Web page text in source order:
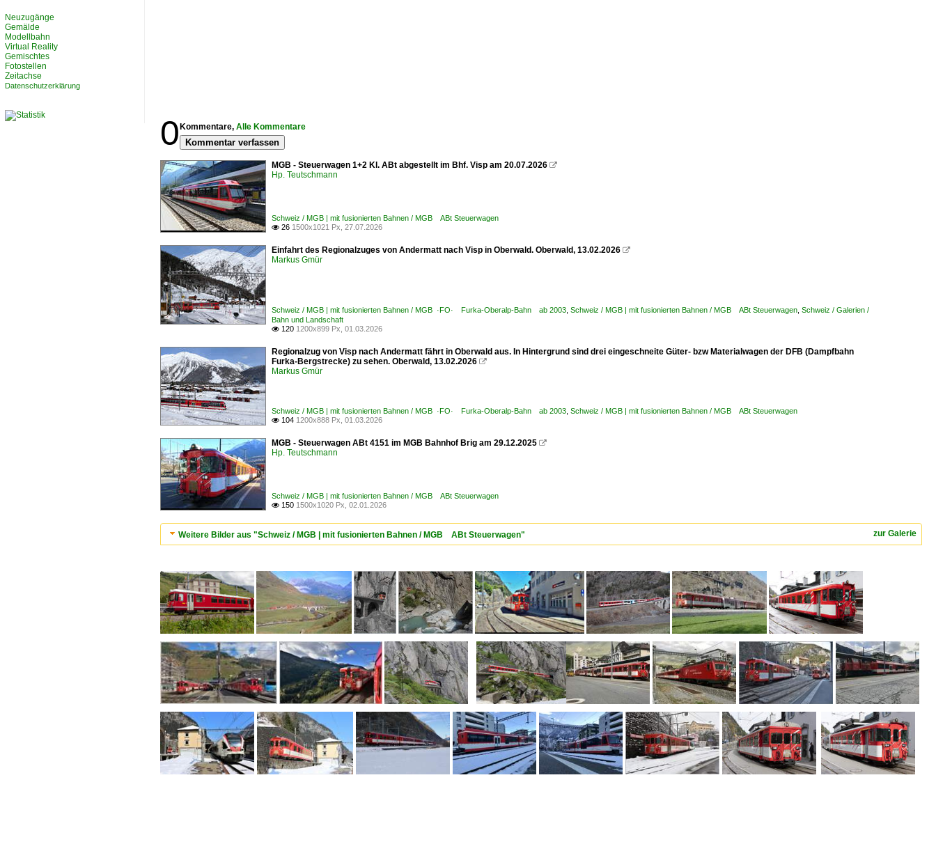
0 Kommentare, Alle Kommentare
Kommentar verfassen
MGB - Steuerwagen 1+2 Kl. ABt abgestellt im Bhf. Visp am 20.07.2026 
Hp. Teutschmann
Schweiz / MGB | mit fusionierten Bahnen / MGB ABt Steuerwagen
 26 1500x1021 Px, 27.07.2026
Einfahrt des Regionalzuges von Andermatt nach Visp in Oberwald. Oberwald, 13.02.2026 
Markus Gmür
Schweiz / MGB | mit fusionierten Bahnen / MGB ·FO· Furka-Oberalp-Bahn ab 2003 Schweiz / MGB | mit fusionierten Bahnen / MGB ABt Steuerwagen Schweiz / Galerien /
Bahn und Landschaft
 120 1200x899 Px, 01.03.2026
Regionalzug von Visp nach Andermatt fährt in Oberwald aus. In Hintergrund sind drei eingeschneite Güter- bzw Materialwagen der DFB (Dampfbahn
Furka-Bergstrecke) zu sehen. Oberwald, 13.02.2026 
Markus Gmür
Schweiz / MGB | mit fusionierten Bahnen / MGB ·FO· Furka-Oberalp-Bahn ab 2003 Schweiz / MGB | mit fusionierten Bahnen / MGB ABt Steuerwagen
 104 1200x888 Px, 01.03.2026
MGB - Steuerwagen ABt 4151 im MGB Bahnhof Brig am 29.12.2025 
Hp. Teutschmann
Schweiz / MGB | mit fusionierten Bahnen / MGB ABt Steuerwagen
 150 1500x1020 Px, 02.01.2026
zur Galerie
Weitere Bilder aus "Schweiz / MGB | mit fusionierten Bahnen / MGB ABt Steuerwagen"
Neuzugänge
Gemälde
Modellbahn
Virtual Reality
Gemischtes
Fotostellen
Zeitachse
Datenschutzerklärung